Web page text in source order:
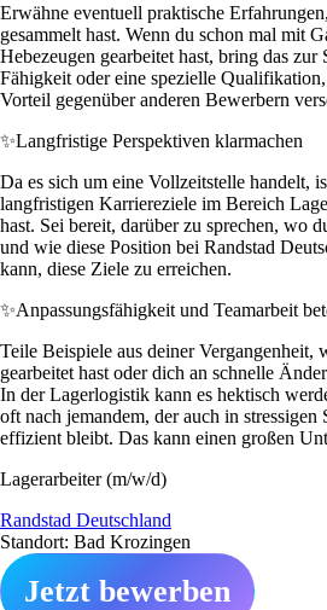
Erwähne eventuell praktische
gesammelt hast. Wenn du schon mal mit
Hebezeugen gearbeitet hast, bring das zur
Fähigkeit oder eine spezielle
Vorteil gegenüber anderen Bewerbern
✨Langfristige Perspektiven klarmachen
Da es sich um eine Vollzeitstelle handelt,
langfristigen Karriereziele im Bereich
hast. Sei bereit, darüber zu sprechen, wo
und wie diese Position bei Randstad
kann, diese Ziele zu erreichen.
✨Anpassungsfähigkeit und Teamarbeit
Teile Beispiele aus deiner Vergangenheit,
gearbeitet hast oder dich an schnelle
In der Lagerlogistik kann es hektisch
oft nach jemandem, der auch in stressigen
effizient bleibt. Das kann einen großen
Lagerarbeiter (m/w/d)
Randstad Deutschland
Standort: Bad Krozingen
Jetzt bewerben